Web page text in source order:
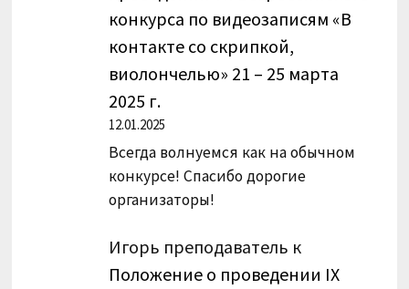
конкурса по видеозаписям «В
контакте со скрипкой,
виолончелью» 21 – 25 марта
2025 г.
12.01.2025
Всегда волнуемся как на обычном
конкурсе! Спасибо дорогие
организаторы!
Игорь преподаватель к
Положение о проведении IX